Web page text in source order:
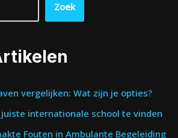
Zoek
vergelijken: Wat zijn je opties?
internationale school te vinden
Fouten in Ambulante Begeleiding